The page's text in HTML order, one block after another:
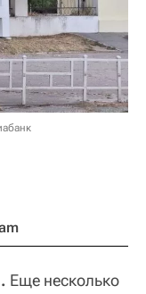
Еще несколько